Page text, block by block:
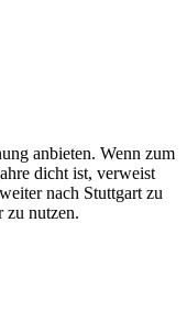
anbieten. Wenn zum
dicht ist, verweist
nach Stuttgart zu
zu nutzen.